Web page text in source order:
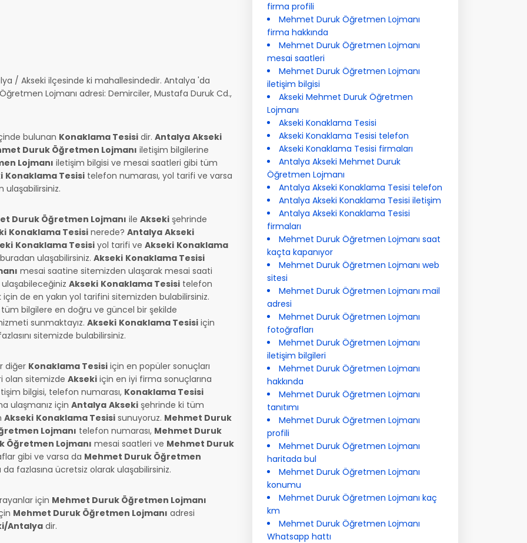
/ Akseki ilçesinde ki mahallesindedir. Antalya 'da
Lojmanı adresi: Demirciler, Mustafa Duruk Cd.,
bulunan Konaklama Tesisi dir. Antalya Akseki
Duruk Öğretmen Lojmanı iletişim bilgilerine
Lojmanı iletişim bilgisi ve mesai saatleri gibi tüm
Konaklama Tesisi telefon numarası, yol tarifi ve varsa
ulaşabilirsiniz.
Duruk Öğretmen Lojmanı ile Akseki şehrinde
Konaklama Tesisi nerede? Antalya Akseki
Konaklama Tesisi yol tarifi ve Akseki Konaklama
ulaşabilirsiniz. Akseki Konaklama Tesisi
mesai saatine sitemizden ulaşarak mesai saati
Akseki Konaklama Tesisi telefon
de en yakın yol tarifini sitemizden bulabilirsiniz.
bilgilere en doğru ve güncel bir şekilde
sunmaktayız. Akseki Konaklama Tesisi için
sitemizde bulabilirsiniz.
diğer Konaklama Tesisi için en popüler sonuçları
olan sitemizde Akseki için en iyi firma sonuçlarına
bilgisi, telefon numarası, Konaklama Tesisi
ulaşmanız için Antalya Akseki şehrinde ki tüm
Akseki Konaklama Tesisi sunuyoruz. Mehmet Duruk
Lojmanı telefon numarası, Mehmet Duruk
Öğretmen Lojmanı mesai saatleri ve Mehmet Duruk
gibi ve varsa da Mehmet Duruk Öğretmen
fazlasına ücretsiz olarak ulaşabilirsiniz.
için Mehmet Duruk Öğretmen Lojmanı
Mehmet Duruk Öğretmen Lojmanı adresi
Antalya dir.
firma profili
Mehmet Duruk Öğretmen Lojmanı
firma hakkında
Mehmet Duruk Öğretmen Lojmanı
mesai saatleri
Mehmet Duruk Öğretmen Lojmanı
iletişim bilgisi
Akseki Mehmet Duruk Öğretmen
Lojmanı
Akseki Konaklama Tesisi
Akseki Konaklama Tesisi telefon
Akseki Konaklama Tesisi firmaları
Antalya Akseki Mehmet Duruk
Öğretmen Lojmanı
Antalya Akseki Konaklama Tesisi telefon
Antalya Akseki Konaklama Tesisi iletişim
Antalya Akseki Konaklama Tesisi
firmaları
Mehmet Duruk Öğretmen Lojmanı saat
kaçta kapanıyor
Mehmet Duruk Öğretmen Lojmanı web
sitesi
Mehmet Duruk Öğretmen Lojmanı mail
adresi
Mehmet Duruk Öğretmen Lojmanı
fotoğrafları
Mehmet Duruk Öğretmen Lojmanı
iletişim bilgileri
Mehmet Duruk Öğretmen Lojmanı
hakkında
Mehmet Duruk Öğretmen Lojmanı
tanıtımı
Mehmet Duruk Öğretmen Lojmanı
profili
Mehmet Duruk Öğretmen Lojmanı
haritada bul
Mehmet Duruk Öğretmen Lojmanı
konumu
Mehmet Duruk Öğretmen Lojmanı kaç
km
Mehmet Duruk Öğretmen Lojmanı
Whatsapp hattı